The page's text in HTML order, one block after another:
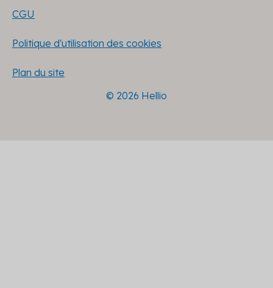
CGU
Politique d'utilisation des cookies
Plan du site
© 2026 Hellio